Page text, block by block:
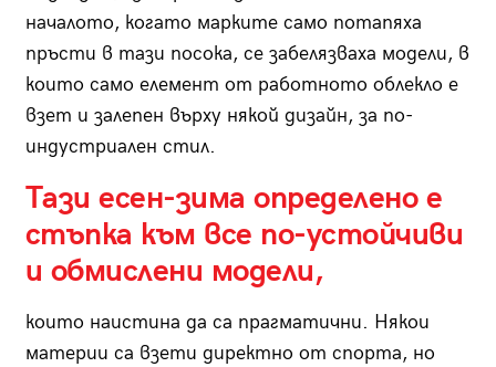
началото, когато марките само потапяха
пръсти в тази посока, се забелязваха модели, в
които само елемент от работното облекло е
взет и залепен върху някой дизайн, за по-
индустриален стил.
Тази есен-зима определено е
стъпка към все по-устойчиви
и обмислени модели,
които наистина да са прагматични. Някои
материи са взети директно от спорта, но